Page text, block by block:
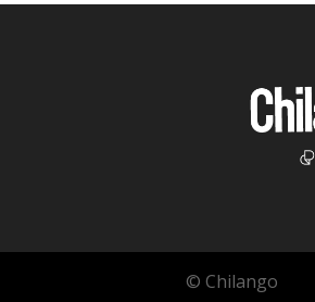
© Chilango